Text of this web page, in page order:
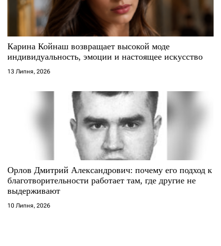
Карина Койнаш возвращает высокой моде
индивидуальность, эмоции и настоящее искусство
13 Липня, 2026
Орлов Дмитрий Александрович: почему его подход к
благотворительности работает там, где другие не
выдерживают
10 Липня, 2026